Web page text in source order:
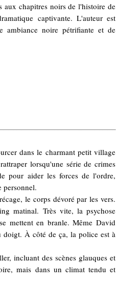
aux chapitres noirs de l'histoire de
captivante. L'auteur est
ambiance noire pétrifiante et de
dans le charmant petit village
lorsqu'une série de crimes
pour aider les forces de l'ordre,
personnel.
le corps dévoré par les vers.
matinal.Très vite, la psychose
mettent en branle. Même David
doigt. À côté de ça, la police est à
incluant des scènes glauques et
mais dans un climat tendu et